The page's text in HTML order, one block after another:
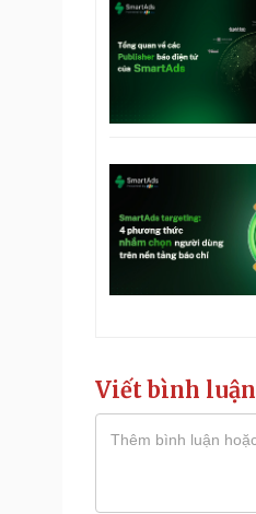
Viết bình luận